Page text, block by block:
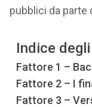
pubblici da parte
Indice
Fattore 1 –
Fattore 2 – I
Fattore 3 –